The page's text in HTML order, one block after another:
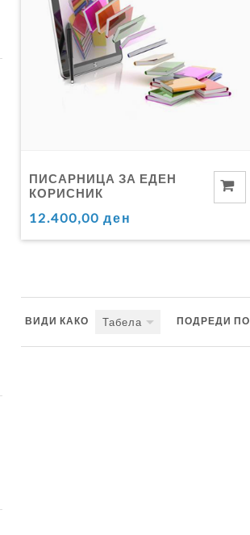
ПИСАРНИЦА ЗА ЕДЕН
КОРИСНИК
12.400,00 ден
ВИДИ КАКО Табела ПОДРЕДИ ПО